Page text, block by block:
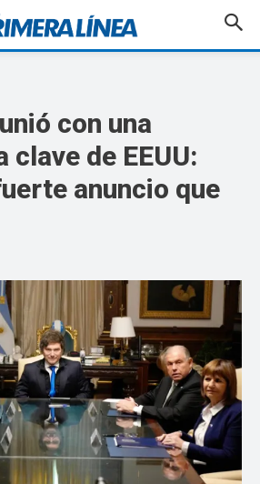
con una
de EEUU:
anuncio que